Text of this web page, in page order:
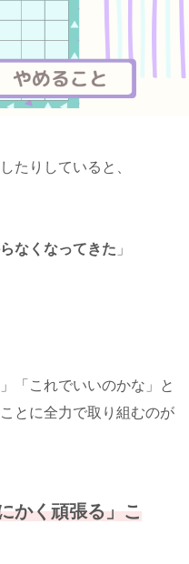
たりしていると、
なくなってきた 」
「これでいいのかな」と
とに全力で取り組むのが
かく頑張る」こ